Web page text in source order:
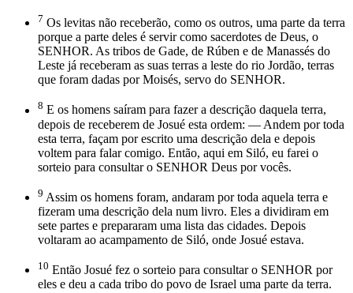
7 Os levitas não receberão, como os outros, uma parte da terra
porque a parte deles é servir como sacerdotes de Deus, o
SENHOR. As tribos de Gade, de Rúben e de Manassés do
Leste já receberam as suas terras a leste do rio Jordão, terras
que foram dadas por Moisés, servo do SENHOR.
8 E os homens saíram para fazer a descrição daquela terra,
depois de receberem de Josué esta ordem: — Andem por toda
esta terra, façam por escrito uma descrição dela e depois
voltem para falar comigo. Então, aqui em Siló, eu farei o
sorteio para consultar o SENHOR Deus por vocês.
9 Assim os homens foram, andaram por toda aquela terra e
fizeram uma descrição dela num livro. Eles a dividiram em
sete partes e prepararam uma lista das cidades. Depois
voltaram ao acampamento de Siló, onde Josué estava.
10 Então Josué fez o sorteio para consultar o SENHOR por
eles e deu a cada tribo do povo de Israel uma parte da terra.